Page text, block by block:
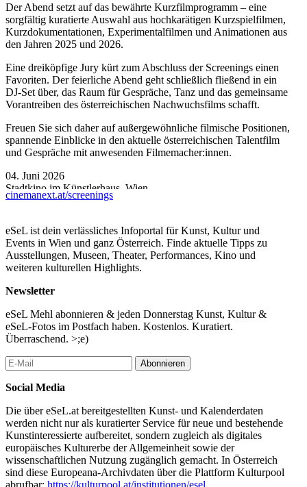
Der Abend setzt auf das bewährte Kurzfilmprogramm – eine
sorgfältig kuratierte Auswahl aus hochkarätigen Kurzspielfilmen,
Kurzdokumentationen, Experimentalfilmen und Animationen aus
den Jahren 2025 und 2026.
Eine dreiköpfige Jury kürt zum Abschluss der Screenings einen
Favoriten. Der feierliche Abend geht schließlich fließend in ein
DJ-Set über, das Raum für Gespräche, Tanz und das gemeinsame
Vorantreiben des österreichischen Nachwuchsfilms schafft.
Freuen Sie sich daher auf außergewöhnliche filmische Positionen,
spannende Einblicke in den aktuelle österreichischen Talentfilm
und Gespräche mit anwesenden Filmemacher:innen.
04. Juni 2026
Stadtkino im Künstlerhaus, Wien
ab 20.00
Programm:
Ever After, Helen Hideko — 18’
TMWYH, Helen Aschauer — 16’
Arme Hunde, Moritz Licht — 29’
Jury:
Isabella Brunäcker (Regisseurin, Drehbuchautorin)
Jan Hestmann (Filmredakteur)
cinemanext.at/screenings
eSeL ist dein verlässliches Infoportal für Kunst, Kultur und
Events in Wien und ganz Österreich. Finde aktuelle Tipps zu
Ausstellungen, Museen, Theater, Performances, Kino und
weiteren kulturellen Highlights.
Newsletter
eSeL Mehl abonnieren & jeden Donnerstag Kunst, Kultur &
eSeL-Fotos im Postfach haben. Kostenlos. Kuratiert.
Überraschend. >;e)
Abonnieren
Social Media
Die über eSeL.at bereitgestellten Kunst- und Kalenderdaten
werden nicht nur als kuratierter Service für neue und bestehende
Kunstinteressierte aufbereitet, sondern zugleich als digitales
europäisches Kulturerbe der Allgemeinheit sowie der
wissenschaftlichen Nutzung zugänglich gemacht. In Österreich
sind diese Europeana-Archivdaten über die Plattform Kulturpool
abrufbar: https://kulturpool.at/institutionen/esel